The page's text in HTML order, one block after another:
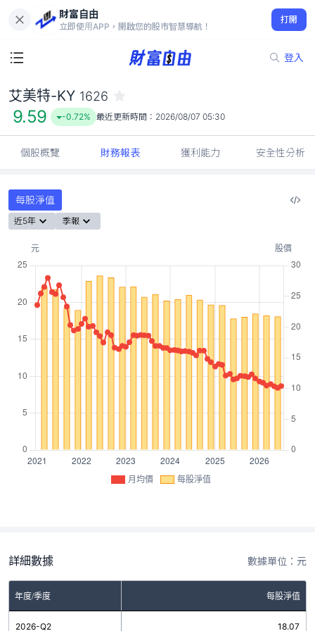
財富自由
立即使用APP，開啟您的股市智慧導航！
打開
登入
9.59
-0.72%
艾美特-KY 1626
9.59 -0.72% 最近更新時間： 2026/08/07 05:30
個股概覽 財務報表 獲利能力 安全性分析
每股淨值
近5年 季報
月均價 每股淨值
詳細數據 數據單位：元
年度/季度 每股淨值
2026-Q2 18.07